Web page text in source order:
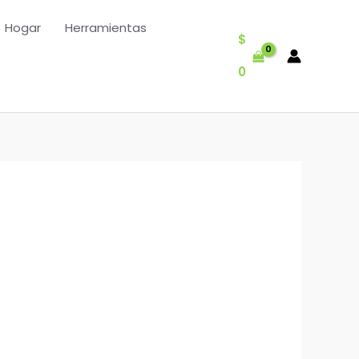
Hogar Herramientas
$
0